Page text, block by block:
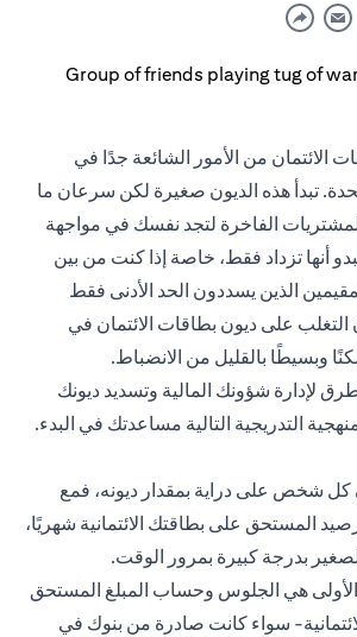
الائتمان من الأمور الشائعة جدًا في
تبدأ هذه الديون صغيرة لكن سرعان ما
الفاخرة لتجد نفسك في مواجهة
أنها تزداد فقط، خاصة إذا كنت من بين
الذين يسددون الحد الأدنى فقط
على ديون بطاقات الائتمان في
وبسيطًا بالقليل من الانضباط.
لإدارة شؤونك المالية وتسديد ديونك
التدريجية التالية مساعدتك في البدء.
كل شخص على دراية بمقدار ديونه، فمع
المستحق على بطاقتك الائتمانية شهريًا،
بدرجة كبيرة بمرور الوقت.
الأولى هي الجلوس وحساب المبلغ المستحق
سواء كانت صادرة من بنوك في